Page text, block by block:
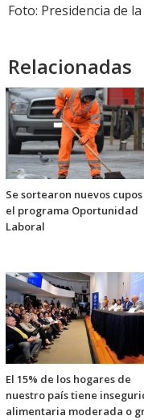
Foto: Presidencia de
Relacionadas
Se sortearon nuevos
el programa Oportunidad
Laboral
El 15% de los hogares de
nuestro país tiene
alimentaria moderada o